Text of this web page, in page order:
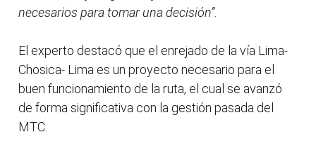
necesarios para tomar una decisión”.
El experto destacó que el enrejado de la vía Lima-
Chosica- Lima es un proyecto necesario para el
buen funcionamiento de la ruta, el cual se avanzó
de forma significativa con la gestión pasada del
MTC.